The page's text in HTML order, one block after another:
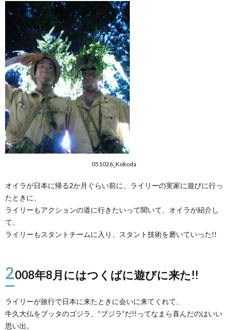
051026_Kokoda
オイラが日本に帰る2か月ぐらい前に、ライリーの実家に遊びに行っ
たときに、
ライリーもアクションの道に行きたいって聞いて、オイラが紹介し
て、
ライリーもスタントチームに入り、スタント技術を磨いていった!!
2008年8月にはつくばに遊びに来た!!
ライリーが旅行で日本に来たときに会いに来てくれて、
牛久大仏をブッタのゴジラ、“ブジラ”だ!!ってなまら喜んだのはいい
思い出。